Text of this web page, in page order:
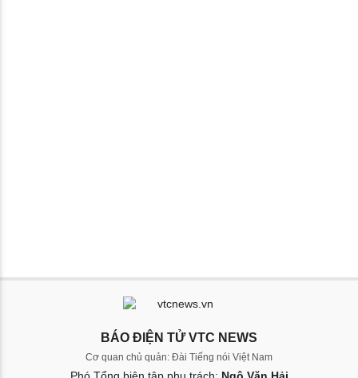
BÁO ĐIỆN TỬ VTC NEWS
Cơ quan chủ quản: Đài Tiếng nói Việt Nam